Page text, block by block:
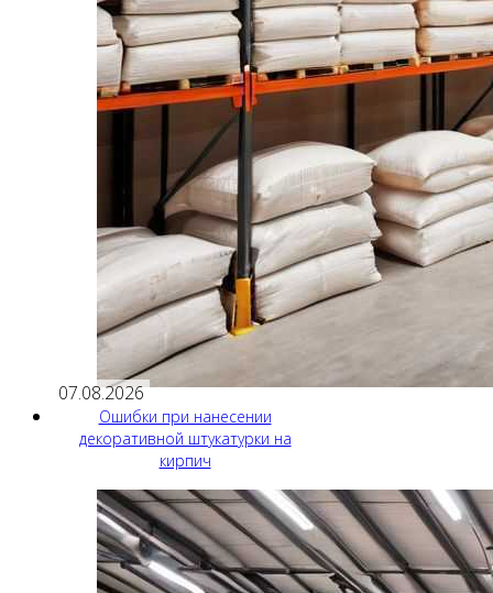
07.08.2026
Ошибки при нанесении
декоративной штукатурки на
кирпич